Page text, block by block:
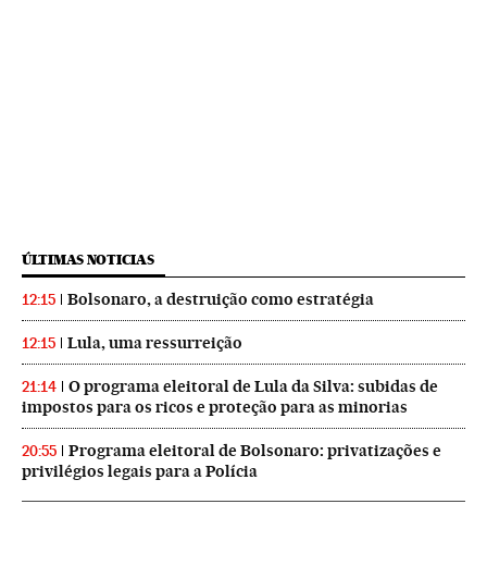
ÚLTIMAS NOTICIAS
12:15 Bolsonaro, a destruição como estratégia
12:15 Lula, uma ressurreição
21:14
O programa eleitoral de Lula da Silva: subidas de
impostos para os ricos e proteção para as minorias
20:55
Programa eleitoral de Bolsonaro: privatizações e
privilégios legais para a Polícia